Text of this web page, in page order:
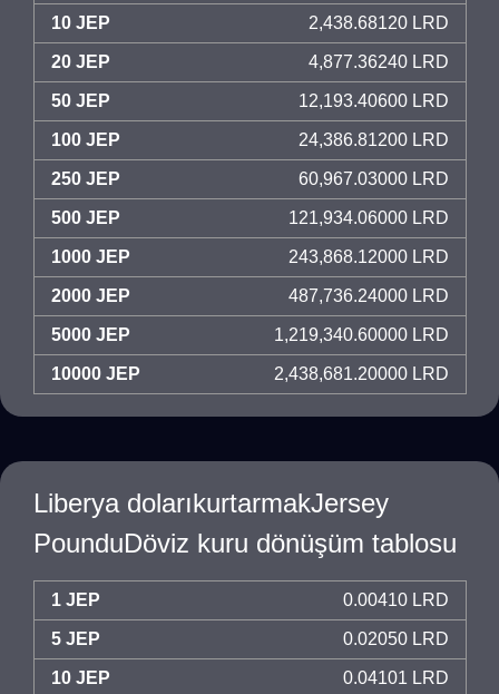
10 JEP 2,438.68120 LRD
20 JEP 4,877.36240 LRD
50 JEP 12,193.40600 LRD
100 JEP 24,386.81200 LRD
250 JEP 60,967.03000 LRD
500 JEP 121,934.06000 LRD
1000 JEP 243,868.12000 LRD
2000 JEP 487,736.24000 LRD
5000 JEP 1,219,340.60000 LRD
10000 JEP 2,438,681.20000 LRD
Liberya dolarıkurtarmakJersey
PounduDöviz kuru dönüşüm tablosu
1 JEP 0.00410 LRD
5 JEP 0.02050 LRD
10 JEP 0.04101 LRD